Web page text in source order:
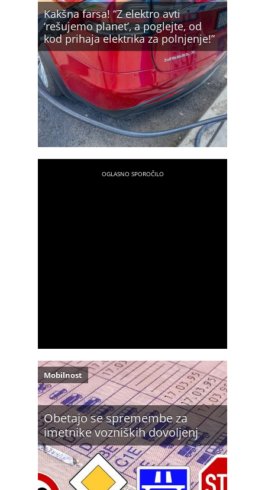
Kakšna farsa! “Z elektro avti
‘rešujemo planet’, a poglejte, od
kod prihaja elektrika za polnjenje!”
Obetajo se spremembe za
imetnike vozniških dovoljenj
Mobilnost